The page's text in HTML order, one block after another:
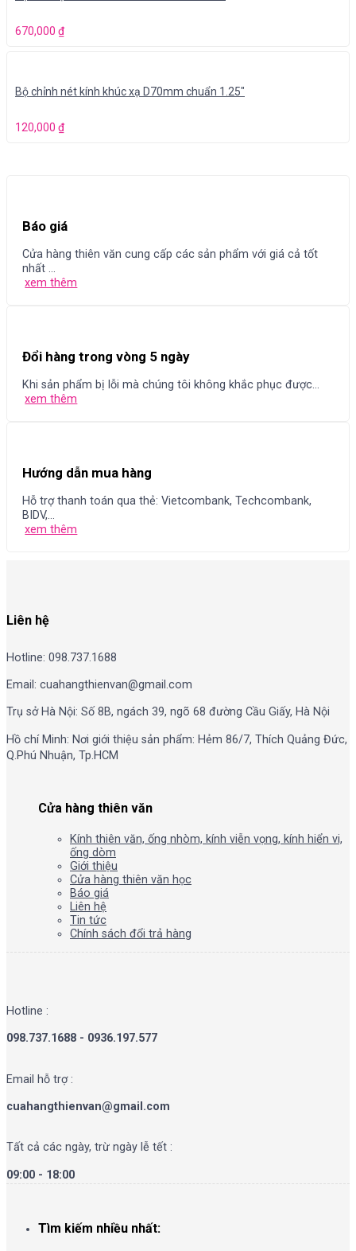
670,000 ₫
Bộ chỉnh nét kính khúc xạ D70mm chuẩn 1.25″
120,000 ₫
Báo giá
Cửa hàng thiên văn cung cấp các sản phẩm với giá cả tốt
nhất ...
xem thêm
Đổi hàng trong vòng 5 ngày
Khi sản phẩm bị lỗi mà chúng tôi không khắc phục được...
xem thêm
Hướng dẫn mua hàng
Hỗ trợ thanh toán qua thẻ: Vietcombank, Techcombank,
BIDV,...
xem thêm
Liên hệ
Hotline: 098.737.1688
Email: cuahangthienvan@gmail.com
Trụ sở Hà Nội: Số 8B, ngách 39, ngõ 68 đường Cầu Giấy, Hà Nội
Hồ chí Minh: Nơi giới thiệu sản phẩm: Hẻm 86/7, Thích Quảng Đức,
Q.Phú Nhuận, Tp.HCM
Cửa hàng thiên văn
Kính thiên văn, ống nhòm, kính viễn vọng, kính hiển vi,
ống dòm
Giới thiệu
Cửa hàng thiên văn học
Báo giá
Liên hệ
Tin tức
Chính sách đổi trả hàng
Hotline :
098.737.1688 - 0936.197.577
Email hỗ trợ :
cuahangthienvan@gmail.com
Tất cả các ngày, trừ ngày lễ tết :
09:00 - 18:00
Tìm kiếm nhiều nhất: